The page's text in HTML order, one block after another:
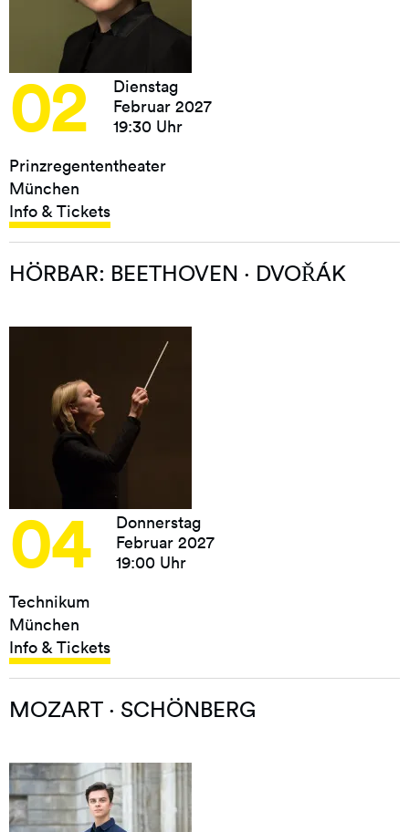
02
Dienstag
Februar 2027
19:30 Uhr
Prinzregententheater
München
Info & Tickets
HÖRBAR: BEETHOVEN · DVOŘÁK
04
Donnerstag
Februar 2027
19:00 Uhr
Technikum
München
Info & Tickets
MOZART · SCHÖNBERG